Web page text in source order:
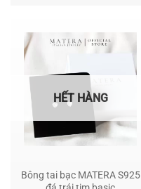
HẾT HÀNG
Bông tai bạc MATERA S925